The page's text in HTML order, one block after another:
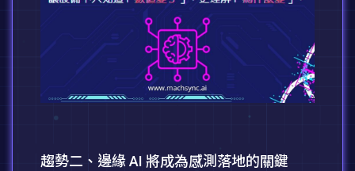
趨勢二、邊緣 AI 將成為感測落地的關鍵